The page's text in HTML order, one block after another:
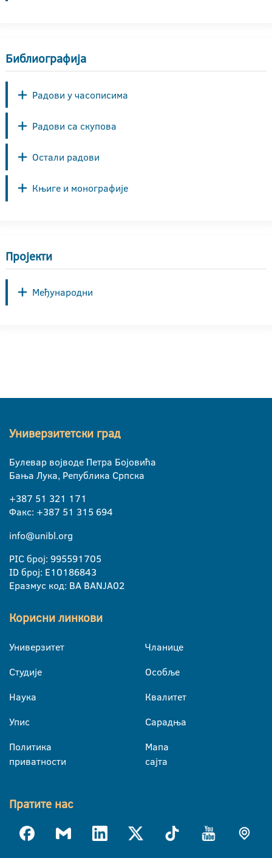
Библиографија
Радови у часописима
Радови са скупова
Остали радови
Књиге и монографије
Пројекти
Међународни
Универзитетски град
Булевар војводе Петра Бојовића
Бања Лука, Република Српска
+387 51 321 171
Факс: +387 51 315 694
info@unibl.org
PIC број: 995591705
ID број: E10186843
Еразмус код: BA BANJA02
Корисни линкови
Универзитет
Студије
Наука
Упис
Политика
приватности
Чланице
Особље
Квалитет
Сарадња
Мапа
сајта
Пратите нас